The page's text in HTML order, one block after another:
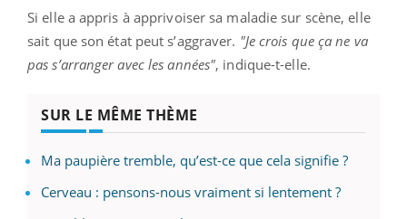
Si elle a appris à apprivoiser sa maladie sur scène, elle
sait que son état peut s’aggraver. "Je crois que ça ne va
pas s’arranger avec les années", indique-t-elle.
SUR LE MÊME THÈME
Ma paupière tremble, qu’est-ce que cela signifie ?
Cerveau : pensons-nous vraiment si lentement ?